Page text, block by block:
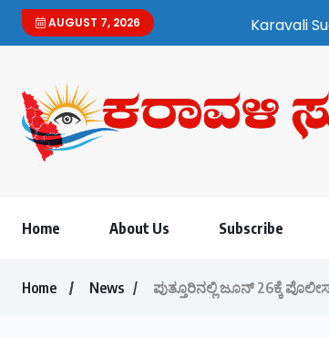
AUGUST 7, 2026
Karavali Suddi | Bilingual
Home About Us Subscribe
Home News ಪುತ್ತೂರಿನಲ್ಲಿ ಜೂನ್ 26ಕ್ಕೆ